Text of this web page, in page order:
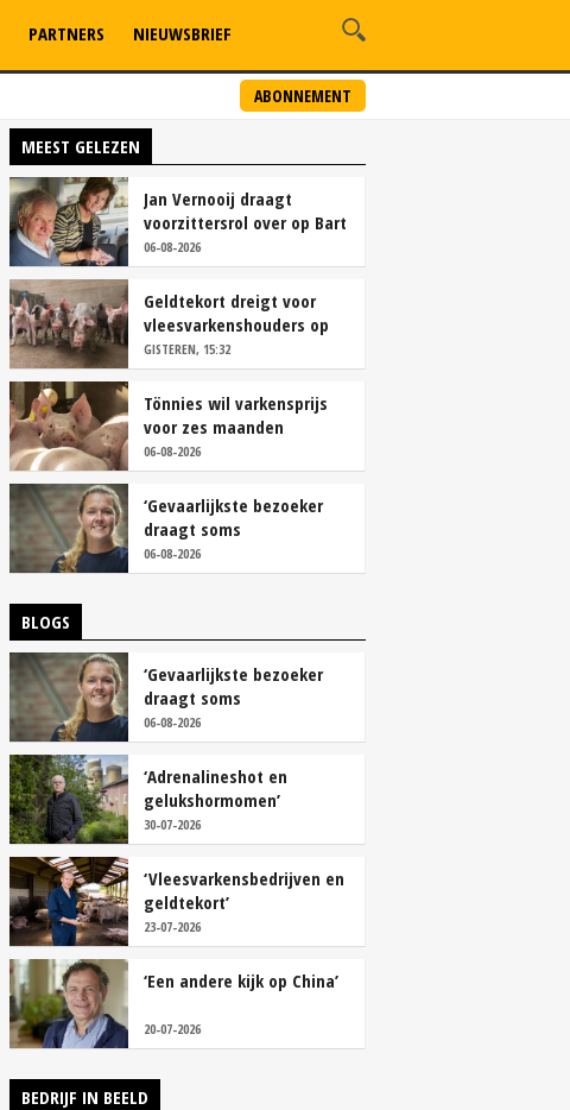
ABONNEMENT
PARTNERS NIEUWSBRIEF
MEEST GELEZEN
Jan Vernooij draagt
voorzittersrol over op Bart
Camps
06-08-2026
Geldtekort dreigt voor
vleesvarkenshouders op
vrije markt
GISTEREN, 15:32
Tönnies wil varkensprijs
voor zes maanden
vastleggen
06-08-2026
‘Gevaarlijkste bezoeker
draagt soms
overschoenen’
06-08-2026
BLOGS
‘Gevaarlijkste bezoeker
draagt soms
overschoenen’
06-08-2026
‘Adrenalineshot en
gelukshormomen’
30-07-2026
‘Vleesvarkensbedrijven en
geldtekort’
23-07-2026
‘Een andere kijk op China’
20-07-2026
BEDRIJF IN BEELD